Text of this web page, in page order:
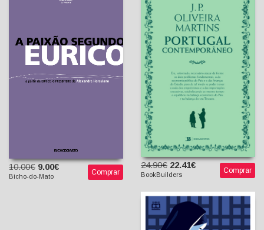
partir de EURICO, O
PRESBÍTERO)
texto cénico de Ana Vaz,
Cristina Carvalhal, Graça
10.00€ 9.00€
Bicho-do-Mato Comprar
Portugal Contemporâneo
J. P. de Oliveira Martins
24.90€ 22.41€
BookBuilders Comprar
Cartas Portuguesas de
Mariana Alcoforado